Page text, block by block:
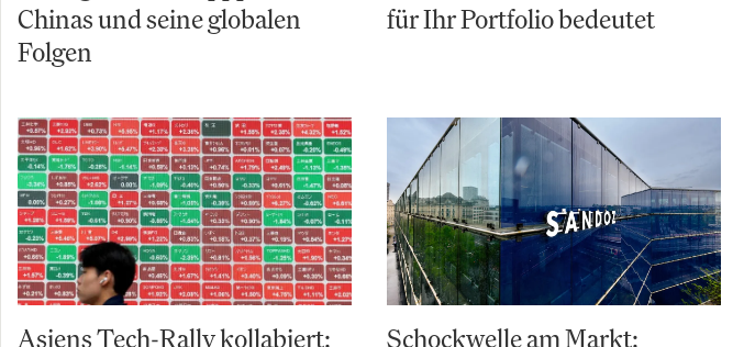
Chinas und seine globalen
Folgen
für Ihr Portfolio bedeutet
Asiens Tech-Rally kollabiert: Schockwelle am Markt: